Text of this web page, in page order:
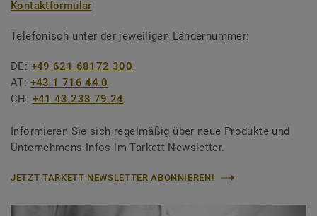
Kontaktformular
Telefonisch unter der jeweiligen Ländernummer:
DE: +49 621 68172 300
AT: +43 1 716 44 0
CH: +41 43 233 79 24
Informieren Sie sich regelmäßig über neue Produkte und
Unternehmens-Infos im Tarkett Newsletter.
JETZT TARKETT NEWSLETTER ABONNIEREN!